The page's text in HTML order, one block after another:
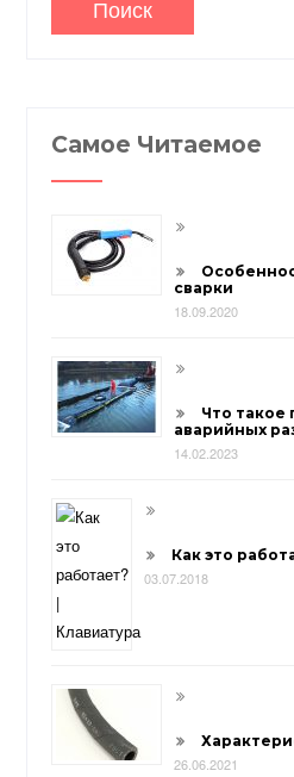
Самое Читаемое
сварки
18.09.2020
Что такое
аварийных
14.02.2023
Как это
03.07.2018
26.06.2021